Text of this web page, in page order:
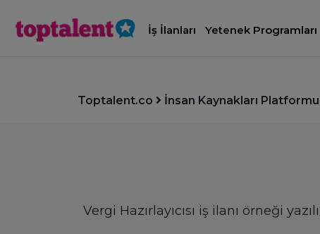
İş İlanları Yetenek Programları
Toptalent.co İnsan Kaynakları Platformu
Vergi Hazırlayıcısı iş ilanı örneği